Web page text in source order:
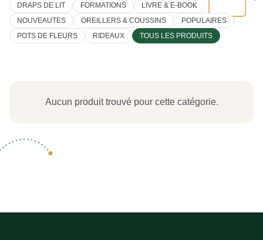
DRAPS DE LIT
FORMATIONS
LIVRE & E-BOOK
NOUVEAUTES
OREILLERS & COUSSINS
POPULAIRES
POTS DE FLEURS
RIDEAUX TOUS LES PRODUITS
Aucun produit trouvé pour cette catégorie.